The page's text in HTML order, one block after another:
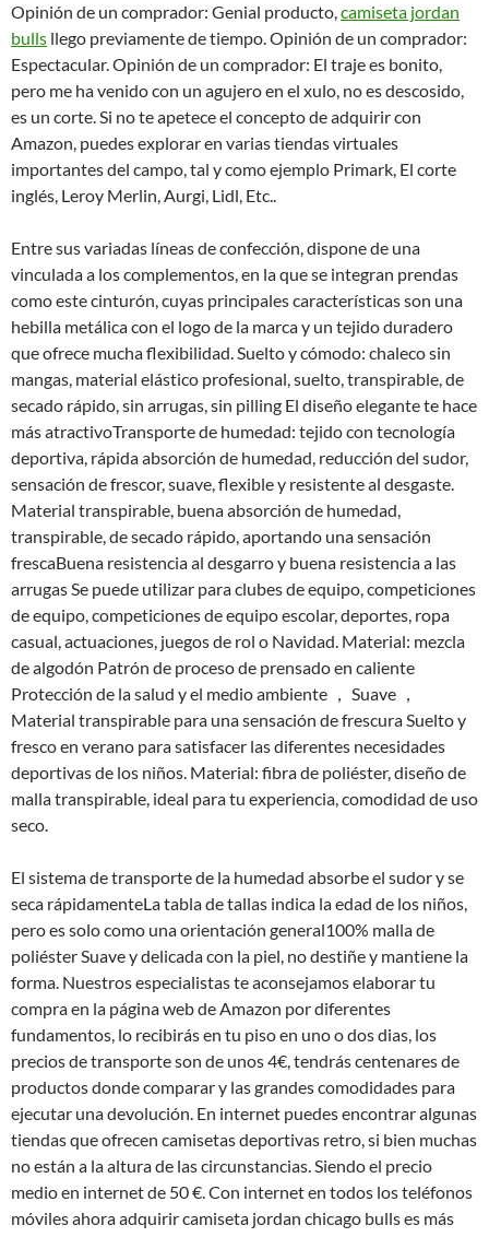
Opinión de un comprador: Genial producto,camiseta jordan
bulls llego previamente de tiempo. Opinión de un comprador:
Espectacular. Opinión de un comprador: El traje es bonito,
pero me ha venido con un agujero en el xulo, no es descosido,
es un corte. Si no te apetece el concepto de adquirir con
Amazon, puedes explorar en varias tiendas virtuales
importantes del campo, tal y como ejemplo Primark, El corte
inglés, Leroy Merlin, Aurgi, Lidl, Etc..
Entre sus variadas líneas de confección, dispone de una
vinculada a los complementos, en la que se integran prendas
como este cinturón, cuyas principales características son una
hebilla metálica con el logo de la marca y un tejido duradero
que ofrece mucha flexibilidad. Suelto y cómodo: chaleco sin
mangas, material elástico profesional, suelto, transpirable, de
secado rápido, sin arrugas, sin pilling El diseño elegante te hace
más atractivoTransporte de humedad: tejido con tecnología
deportiva, rápida absorción de humedad, reducción del sudor,
sensación de frescor, suave, flexible y resistente al desgaste.
Material transpirable, buena absorción de humedad,
transpirable, de secado rápido, aportando una sensación
frescaBuena resistencia al desgarro y buena resistencia a las
arrugas Se puede utilizar para clubes de equipo, competiciones
de equipo, competiciones de equipo escolar, deportes, ropa
casual, actuaciones, juegos de rol o Navidad. Material: mezcla
de algodón Patrón de proceso de prensado en caliente
Protección de la salud y el medio ambiente ， Suave ，
Material transpirable para una sensación de frescura Suelto y
fresco en verano para satisfacer las diferentes necesidades
deportivas de los niños. Material: fibra de poliéster, diseño de
malla transpirable, ideal para tu experiencia, comodidad de uso
seco.
El sistema de transporte de la humedad absorbe el sudor y se
seca rápidamenteLa tabla de tallas indica la edad de los niños,
pero es solo como una orientación general100% malla de
poliéster Suave y delicada con la piel, no destiñe y mantiene la
forma. Nuestros especialistas te aconsejamos elaborar tu
compra en la página web de Amazon por diferentes
fundamentos, lo recibirás en tu piso en uno o dos dias, los
precios de transporte son de unos 4€, tendrás centenares de
productos donde comparar y las grandes comodidades para
ejecutar una devolución. En internet puedes encontrar algunas
tiendas que ofrecen camisetas deportivas retro, si bien muchas
no están a la altura de las circunstancias. Siendo el precio
medio en internet de 50 €. Con internet en todos los teléfonos
móviles ahora adquirir camiseta jordan chicago bulls es más